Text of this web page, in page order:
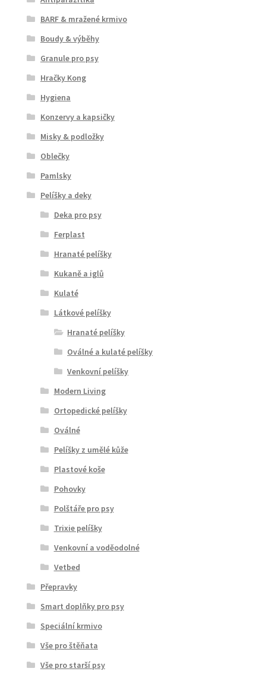
BARF & mražené krmivo
Boudy & výběhy
Granule pro psy
Hračky Kong
Hygiena
Konzervy a kapsičky
Misky & podložky
Oblečky
Pamlsky
Pelíšky a deky
Deka pro psy
Ferplast
Hranaté pelíšky
Kukaně a iglů
Kulaté
Látkové pelíšky
Hranaté pelíšky
Oválné a kulaté pelíšky
Venkovní pelíšky
Modern Living
Ortopedické pelíšky
Oválné
Pelíšky z umělé kůže
Plastové koše
Pohovky
Polštáře pro psy
Trixie pelíšky
Venkovní a voděodolné
Vetbed
Přepravky
Smart doplňky pro psy
Speciální krmivo
Vše pro štěňata
Vše pro starší psy